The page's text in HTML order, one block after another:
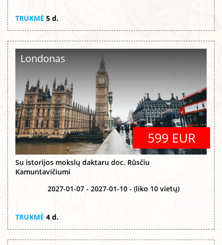
TRUKMĖ 5 d.
Londonas
599 EUR
Su istorijos mokslų daktaru doc. Rūsčiu
Kamuntavičiumi
2027-01-07 - 2027-01-10 - (liko 10 vietų)
TRUKMĖ 4 d.